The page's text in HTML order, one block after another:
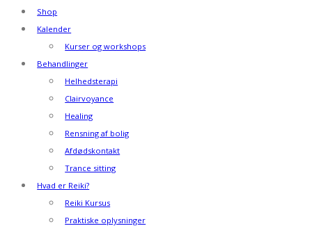
Shop
Kalender
Kurser og workshops
Behandlinger
Helhedsterapi
Clairvoyance
Healing
Rensning af bolig
Afdødskontakt
Trance sitting
Hvad er Reiki?
Reiki Kursus
Praktiske oplysninger